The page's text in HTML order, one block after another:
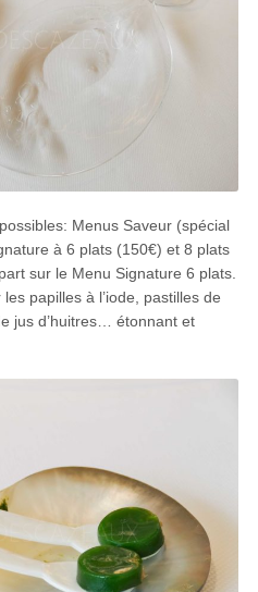
Menus Saveur (spécial
à 6 plats (150€) et 8 plats
sur le Menu Signature 6 plats.
papilles à l’iode, pastilles de
jus d’huitres… étonnant et